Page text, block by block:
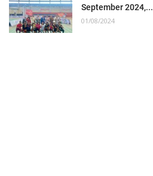
September 2024,...
01/08/2024